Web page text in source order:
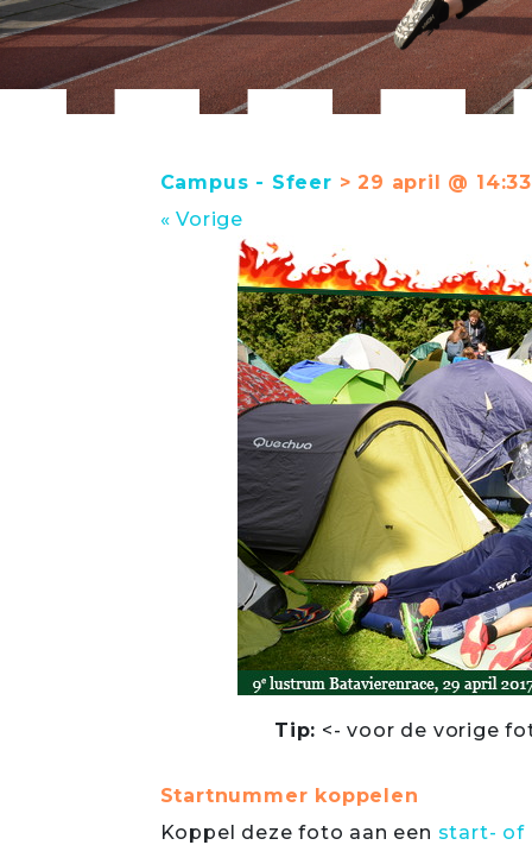
Campus - Sfeer > 29 april @
« Vorige
Tip: <- voor de vorige
Startnummer koppelen
Koppel deze foto aan een start- of